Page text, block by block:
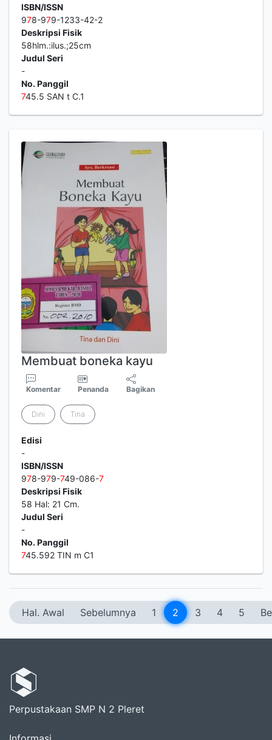
ISBN/ISSN
978-979-1233-42-2
Deskripsi Fisik
58hlm.:ilus.;25cm
Judul Seri
-
No. Panggil
745.5 SAN t C.1
Membuat boneka kayu
Komentar Penanda Bagikan
Dini Tina
Edisi
-
ISBN/ISSN
978-979-749-086-7
Deskripsi Fisik
58 Hal: 21 Cm.
Judul Seri
-
No. Panggil
745.592 TIN m C1
Hal. Awal Sebelumnya 1 2 3 4 5
Perpustakaan SMP N 2 Pleret